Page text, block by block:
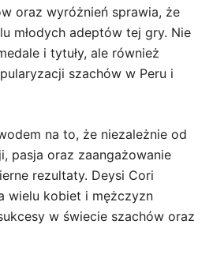
oraz wyróżnień sprawia, że
młodych adeptów tej gry. Nie
i tytuły, ale również
szachów w Peru i
na to, że niezależnie od
pasja oraz zaangażowanie
rezultaty. Deysi Cori
wielu kobiet i mężczyzn
w świecie szachów oraz